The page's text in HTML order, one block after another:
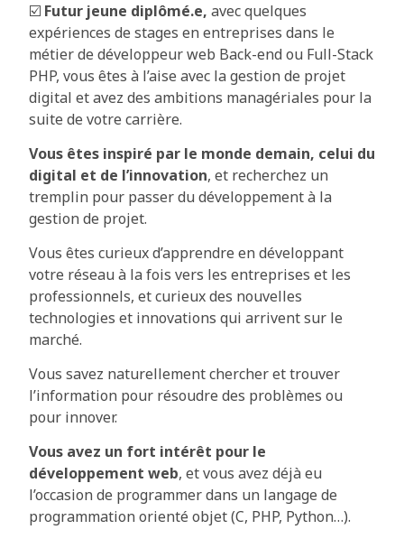
☑️ Futur jeune diplômé.e, avec quelques
expériences de stages en entreprises dans le
métier de développeur web Back-end ou Full-Stack
PHP, vous êtes à l’aise avec la gestion de projet
digital et avez des ambitions managériales pour la
suite de votre carrière.
Vous êtes inspiré par le monde demain, celui du
digital et de l’innovation, et recherchez un
tremplin pour passer du développement à la
gestion de projet.
Vous êtes curieux d’apprendre en développant
votre réseau à la fois vers les entreprises et les
professionnels, et curieux des nouvelles
technologies et innovations qui arrivent sur le
marché.
Vous savez naturellement chercher et trouver
l’information pour résoudre des problèmes ou
pour innover.
Vous avez un fort intérêt pour le
développement web, et vous avez déjà eu
l’occasion de programmer dans un langage de
programmation orienté objet (C, PHP, Python…).